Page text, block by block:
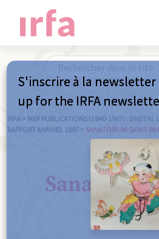
IRFA > MEP PUBLICATIONS (1840-1967) : DIGITAL
RAPPORT ANNUEL 1887 > SANATORIUM SAINT-
S'inscrire à la newsletter
up for the IRFA